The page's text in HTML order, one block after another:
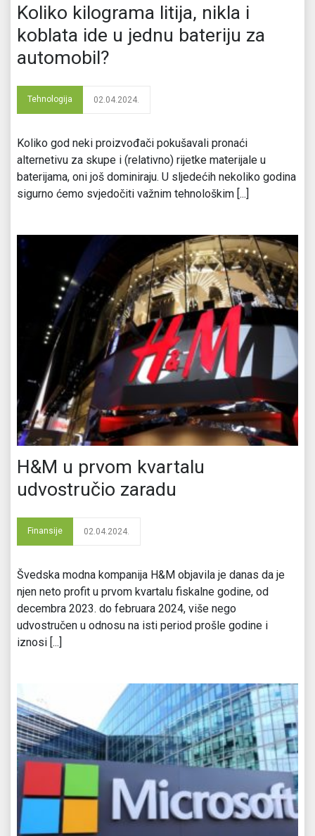
Koliko kilograma litija, nikla i
koblata ide u jednu bateriju za
automobil?
Tehnologija 02.04.2024.
Koliko god neki proizvođači pokušavali pronaći
alternetivu za skupe i (relativno) rijetke materijale u
baterijama, oni još dominiraju. U sljedećih nekoliko godina
sigurno ćemo svjedočiti važnim tehnološkim [...]
H&M u prvom kvartalu
udvostručio zaradu
Finansije 02.04.2024.
​Švedska modna kompanija H&M objavila je danas da je
njen neto profit u prvom kvartalu fiskalne godine, od
decembra 2023. do februara 2024, više nego
udvostručen u odnosu na isti period prošle godine i
iznosi [...]